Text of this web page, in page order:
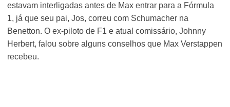
estavam interligadas antes de Max entrar para a Fórmula
1, já que seu pai, Jos, correu com Schumacher na
Benetton. O ex-piloto de F1 e atual comissário, Johnny
Herbert, falou sobre alguns conselhos que Max Verstappen
recebeu.